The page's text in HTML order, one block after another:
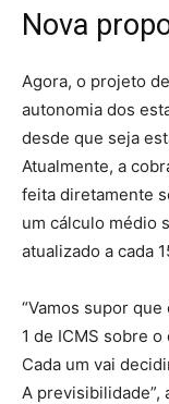
Nova
Agora, o projeto
autonomia dos
desde que seja
Atualmente, a
feita diretamente
um cálculo médio
atualizado a cada
“Vamos supor
1 de ICMS sobre
Cada um vai
A previsibilidade”,